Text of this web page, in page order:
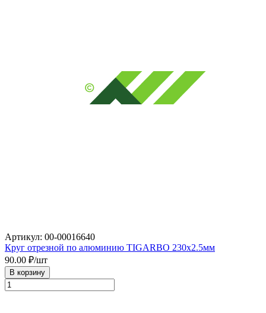
Артикул: 00-00016640
Круг отрезной по алюминию TIGARBO 230х2.5мм
90.00 ₽/шт
В корзину